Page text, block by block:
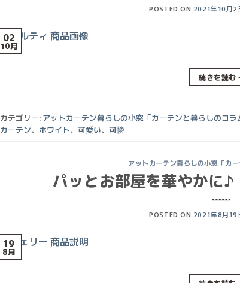
POSTED ON 2021年10月2
02
10月
続きを読む
カテゴリー: アットカーテン暮らしの小窓「カーテンと暮らしのコラ
カーテン、 ホワイト、 可愛い、 可憐
アットカーテン暮らしの小窓「カ
パッとお部屋を華やかに
POSTED ON 2021年8月19
19
8月